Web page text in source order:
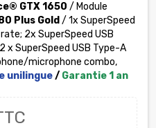
GTX 1650 / Module
Plus Gold / 1x SuperSpeed
2x SuperSpeed USB
x SuperSpeed USB Type-A
microphone combo,
unilingue/ Garantie 1 an